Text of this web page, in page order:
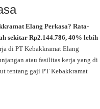
Elang Perkasa? Rata-
sekitar Rp2.144.786, 40% lebih
di PT Kebakkramat Elang
atau fasilitas kerja yang di
tentang gaji PT Kebakkramat